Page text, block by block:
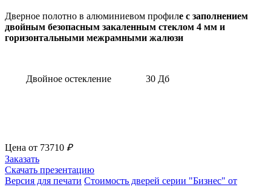
Дверное полотно в алюминиевом профиле с заполнением
двойным безопасным закаленным стеклом 4 мм и
горизонтальными межрамными жалюзи
Двойное остекление 30 Дб
Цена от 73710 ₽
Заказать
Скачать презентацию
Версия для печати Стоимость дверей серии "Бизнес" от